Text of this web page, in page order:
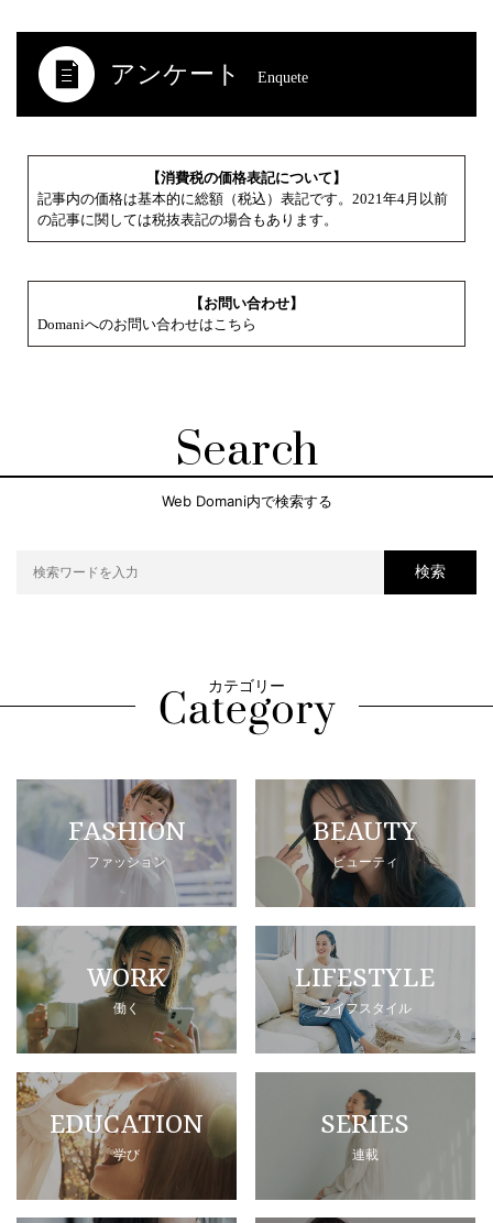
アンケート Enquete
【消費税の価格表記について】
記事内の価格は基本的に総額（税込）表記です。2021年4月以前
の記事に関しては税抜表記の場合もあります。
【お問い合わせ】
Domaniへのお問い合わせはこちら
Search
Web Domani内で検索する
検索
カテゴリー
FASHION
ファッション
BEAUTY
ビューティ
WORK
働く
LIFESTYLE
ライフスタイル
EDUCATION
学び
SERIES
連載